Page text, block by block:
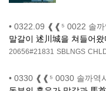
• 0322.09 ❰❰⁵ 0022 솔까
말갈이 述川城을 쳐들어왔
20656#21831 SBLNGS
• 0330 ❰❰⁵ 0030 솔까역